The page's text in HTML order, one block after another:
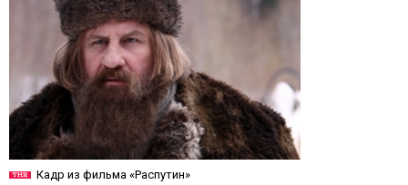
Кадр из фильма «Распутин»